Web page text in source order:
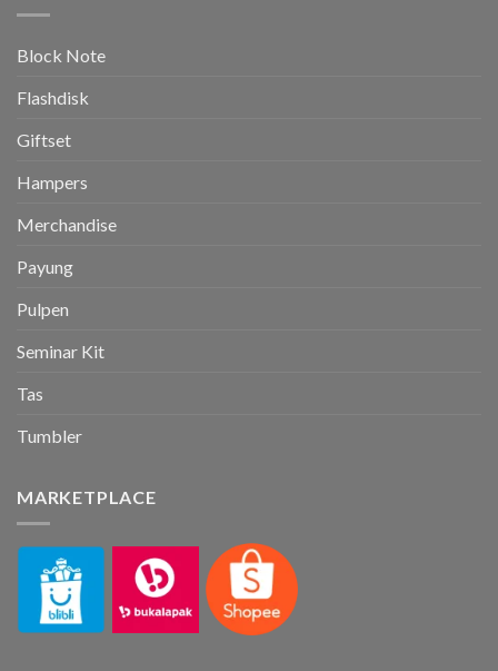
Block Note
Flashdisk
Giftset
Hampers
Merchandise
Payung
Pulpen
Seminar Kit
Tas
Tumbler
MARKETPLACE